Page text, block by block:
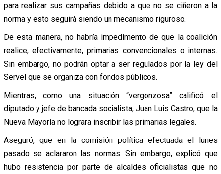
para realizar sus campañas debido a que no se ciñeron a la
norma y esto seguirá siendo un mecanismo riguroso.
De esta manera, no habría impedimento de que la coalición
realice, efectivamente, primarias convencionales o internas.
Sin embargo, no podrán optar a ser regulados por la ley del
Servel que se organiza con fondos públicos.
Mientras, como una situación “vergonzosa” calificó el
diputado y jefe de bancada socialista, Juan Luis Castro, que la
Nueva Mayoría no lograra inscribir las primarias legales.
Aseguró, que en la comisión política efectuada el lunes
pasado se aclararon las normas. Sin embargo, explicó que
hubo resistencia por parte de alcaldes oficialistas que no